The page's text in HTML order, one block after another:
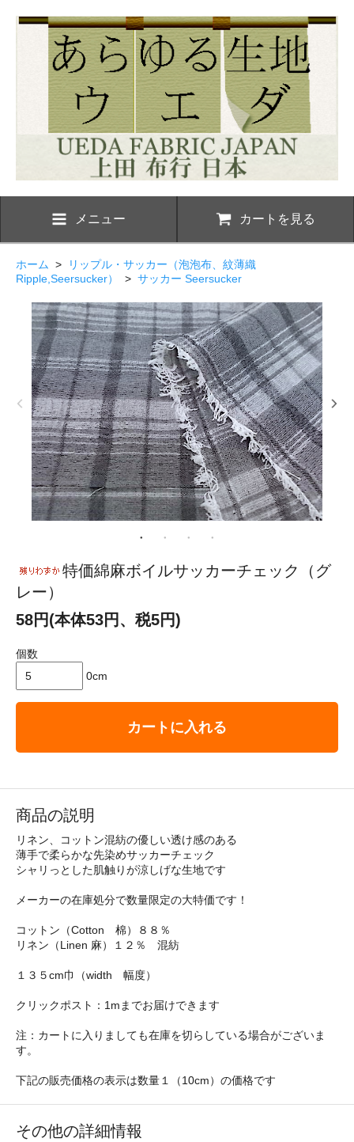
メニュー カートを見る
ホーム >
リップル・サッカー（泡泡布、紋薄織
Ripple,Seersucker）
> サッカー Seersucker
特価綿麻ボイルサッカーチェック（グ
レー）
58円(本体53円、税5円)
個数
0cm
カートに入れる
商品の説明
リネン、コットン混紡の優しい透け感のある
薄手で柔らかな先染めサッカーチェック
シャリっとした肌触りが涼しげな生地です
メーカーの在庫処分で数量限定の大特価です！
コットン（Cotton 棉）８８％
リネン（Linen 麻）１２％ 混紡
１３５cm巾（width 幅度）
クリックポスト：1mまでお届けできます
注：カートに入りましても在庫を切らしている場合がございま
す。
下記の販売価格の表示は数量１（10cm）の価格です
その他の詳細情報